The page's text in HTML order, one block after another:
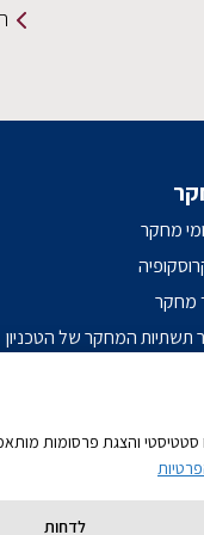
מחקר
מחקר
תשתיות המחקר של הטכניון
והצגת פרסומות
לדחות